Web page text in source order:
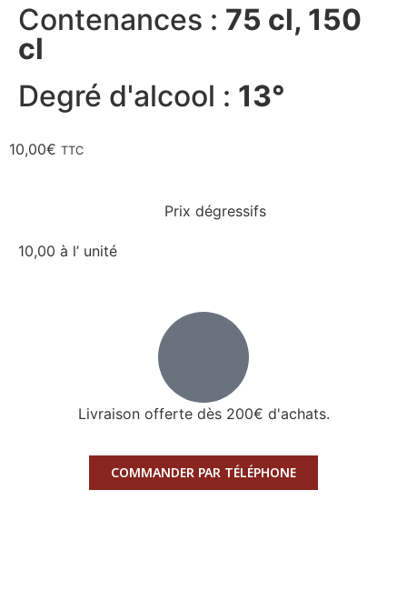
Contenances : 75 cl, 150
cl
Degré d'alcool : 13°
10,00€ TTC
Prix dégressifs
10,00 à l’ unité
Livraison offerte dès 200€ d'achats.
COMMANDER PAR TÉLÉPHONE